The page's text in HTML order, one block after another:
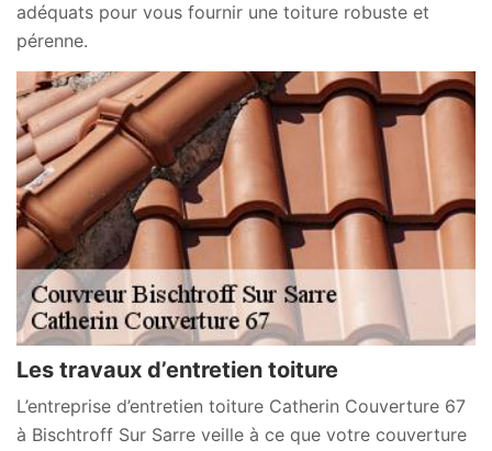
adéquats pour vous fournir une toiture robuste et
pérenne.
Les travaux d’entretien toiture
L’entreprise d’entretien toiture Catherin Couverture 67
à Bischtroff Sur Sarre veille à ce que votre couverture